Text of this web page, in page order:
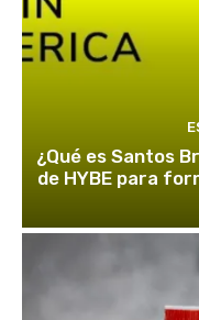
¿Qué es Santos
de HYBE para